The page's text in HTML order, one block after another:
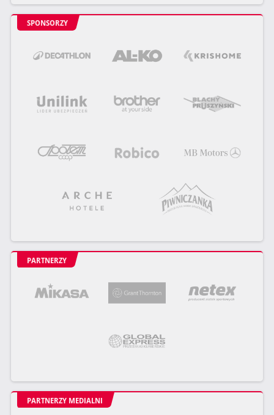
SPONSORZY
PARTNERZY
PARTNERZY MEDIALNI